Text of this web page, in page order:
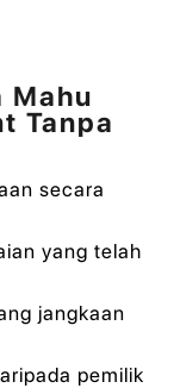
Mahu
Tanpa
secara
yang telah
jangkaan
pemilik